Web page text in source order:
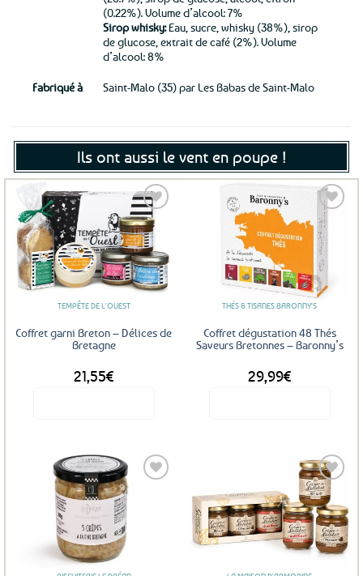
(0.22%). Volume d’alcool: 7%
Sirop whisky:Eau, sucre, whisky (38%), sirop
de glucose, extrait de café (2%). Volume
d’alcool: 8%
Fabriqué à Saint-Malo (35) par Les Babas de Saint-Malo
Ils ont aussi le vent en poupe !
Ajouter
aux
favoris
TEMPÊTE DE L'OUEST
Coffret garni Breton – Délices de
Bretagne
21,55€
Ajouter
aux
favoris
THÉS & TISANES BARONNY'S
Coffret dégustation 48 Thés
Saveurs Bretonnes – Baronny’s
29,99€
Ajouter
aux
favoris